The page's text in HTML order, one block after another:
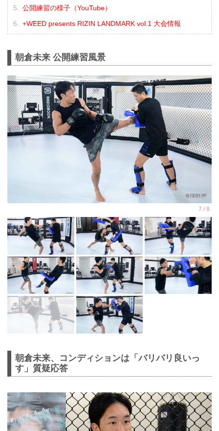
公開練習の様子（YouTube）
+WEED presents RIZIN LANDMARK vol.1 大会情報
朝倉未来 公開練習風景
朝倉未来、コンディションは「バリバリ良いっ
す」質疑応答